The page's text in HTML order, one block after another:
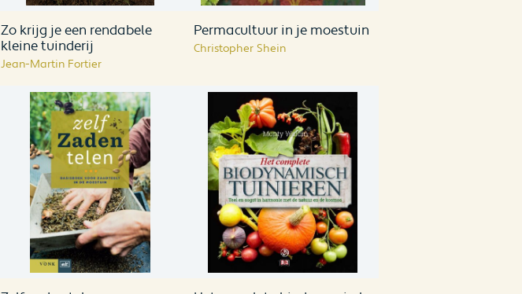
Zo krijg je een rendabele
kleine tuinderij
Jean-Martin Fortier
Permacultuur in je moestuin
Christopher Shein